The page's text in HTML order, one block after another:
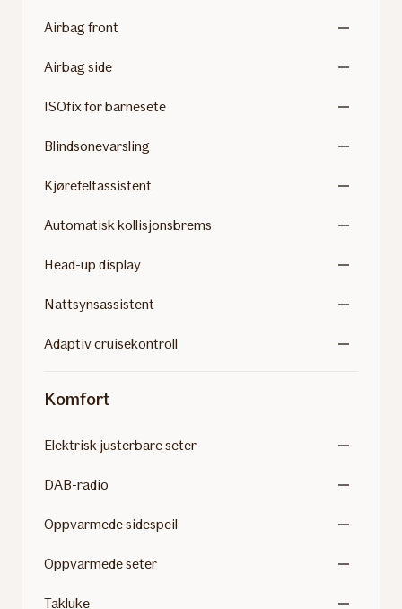
Airbag front
Airbag side
ISOfix for barnesete
Blindsonevarsling
Kjørefeltassistent
Automatisk kollisjonsbrems
Head-up display
Nattsynsassistent
Adaptiv cruisekontroll
Komfort
Elektrisk justerbare seter
DAB-radio
Oppvarmede sidespeil
Oppvarmede seter
Takluke